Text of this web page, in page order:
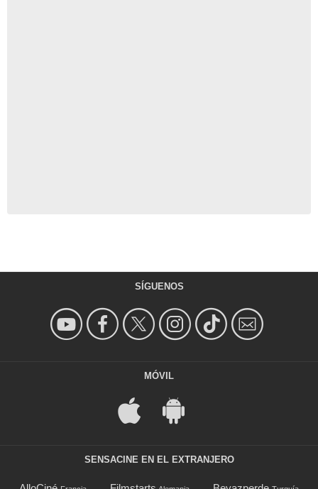
SÍGUENOS
MÓVIL
SENSACINE EN EL EXTRANJERO